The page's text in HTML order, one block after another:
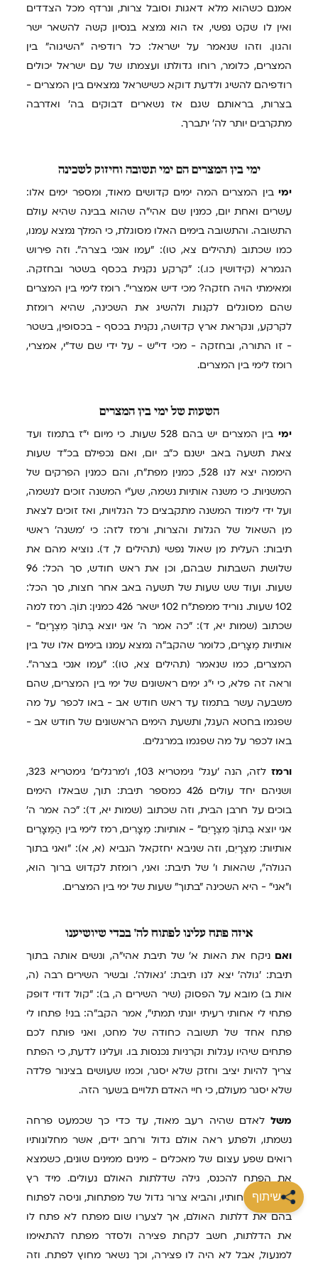
שיתוף
אמנם כשהוא מלא דאגות וסובל צרות, ונרדף מכל הצדדים
ואין לו שקט נפשי, אז הוא נמצא בנסיון קשה להשאר ישר
והגון. וזהו שנאמר על ישראל: כל רודפיה "השיגוה" בין
המצרים, כלומר, רוחו גדולתו ועצמתו של עם ישראל יכולים
רודפיהם להשיג ולדעת דוקא כשישראל נמצאים בין המצרים -
בצרות, בראותם שגם אז נשארים דבוקים בה' ואדרבה
מתקרבים יותר לה' יתברך.
ימי בין המצרים הם ימי תשובה וחיזוק לשכינה
ימי בין המצרים המה ימים קדושים מאוד, ומספר ימים אלו:
עשרים ואחת יום, כמנין שם אהי"ה שהוא בבינה שהיא עולם
התשובה. והתשובה בימים האלו מסוגלת, כי המלך נמצא עמנו,
כמו שכתוב (תהילים צא, טו): "עמו אנכי בצרה". וזה פירוש
הגמרא (קידושין כו.): "קרקע נקנית בכסף בשטר ובחזקה.
ומאימתי הויה חזקה? מכי דיש אמצרי". רומז לימי בין המצרים
שהם מסוגלים לקנות ולהשיג את השכינה, שהיא רומזת
לקרקע, ונקראת ארץ קדושה, נקנית בכסף - בכסופין, בשטר
- זו התורה, ובחזקה - מכי די"ש - על ידי שם שד"י, אמצרי,
רומז לימי בין המצרים.
השעות של ימי בין המצרים
ימי
בין המצרים יש בהם 528 שעות. כי מיום י"ז בתמוז ועד
צאת תשעה באב ישנם כ"ב יום, ואם נכפילם בכ"ד שעות
היממה יצא לנו 528, כמנין מפת"ח, והם כמנין הפרקים של
המשניות. כי משנה אותיות נשמה, שע"י המשנה זוכים לנשמה,
ועל ידי לימוד המשנה מתקבצים כל הגלויות, ואז זוכים לצאת
מן השאול של הגלות והצרות, ורמז לזה: כי 'משנה' ראשי
תיבות: העלית מן שאול נפשי (תהילים ל, ד). נוציא מהם את
שלושת השבתות שבהם, וכן את ראש חודש, סך הכל: 96
שעות. ועוד שש שעות של תשעה באב אחר חצות, סך הכל:
102 שעות. נוריד ממפת"ח 102 ישאר 426 כמנין: תוֹךְ. רמז למה
שכתוב (שמות יא, ד): "כה אמר ה' אני יוצא בְּתוֹךְ מִצְרָיִם" -
אותיות מֵצָרִים, כלומר שהקב"ה נמצא עמנו בימים אלו של בין
המצרים, כמו שנאמר (תהילים צא, טו): "עמו אנכי בצרה".
וראה זה פלא, כי י"ג ימים ראשונים של ימי בין המצרים, שהם
משבעה עשר בתמוז עד ראש חודש אב - באו לכפר על מה
שפגמו בחטא העגל, ותשעת הימים הראשונים של חודש אב -
באו לכפר על מה שפגמו במרגלים.
ורמז
לזה, הנה 'עגל' גימטריא 103, ו'מרגלים' גימטריא 323,
ושניהם יחד עולים 426 כמספר תיבת: תוך, שבאלו הימים
בוכים על חרבן הבית, וזה שכתוב (שמות יא, ד): "כה אמר ה'
אני יוצא בְּתוֹךְ מִצְרָיִם" - אותיות: מֵצָרִים, רמז לימי בין הַמֵּצָרִים
אותיות: מִצְרָיִם, וזה שניבא יחזקאל הנביא (א, א): "ואני בתוך
הגולה", שהאות ו' של תיבת: ואני, רומזת לקדוש ברוך הוא,
ו"אני" - היא השכינה "בתוך" שעות של ימי בין המצרים.
איזה פתח עלינו לפתוח לה' בכדי שיושיענו
ואם ניקח את האות א' של תיבת אהי"ה, ונשים אותה בתוך
תיבת: 'גולה' יצא לנו תיבת: 'גאולה'. ובשיר השירים רבה (ה,
אות ב) מובא על הפסוק (שיר השירים ה, ב): "קול דודי דופק
פתחי לי אחותי רעיתי יונתי תמתי", אמר הקב"ה: בני! פתחו לי
פתח אחד של תשובה כחודה של מחט, ואני פותח לכם
פתחים שיהיו עגלות וקרניות נכנסות בו. ועלינו לדעת, כי הפתח
צריך להיות יציב וחזק שלא יסגר, וכמו שעושים בצינור פלדה
שלא יסגר מעולם, כי חיי האדם תלויים בשער הזה.
משל לאדם שהיה רעב מאוד, עד כדי כך שכמעט פרחה
נשמתו, ולפתע ראה אולם גדול ורחב ידים, אשר מחלונותיו
רואים שפע עצום של מאכלים - מינים ממינים שונים, כשמצא
את הפתח להכנס, גילה שדלתות האולם נעולים. מיד רץ
בשארית כוחותיו, והביא צרור גדול של מפתחות, וניסה לפתוח
בהם את דלתות האולם, אך לצערו שום מפתח לא פתח לו
את הדלתות, חשב לקחת פצירה ולסדר מפתח להתאימו
למנעול, אבל לא היה לו פצירה, וכך נשאר מחוץ לפתח. וזה